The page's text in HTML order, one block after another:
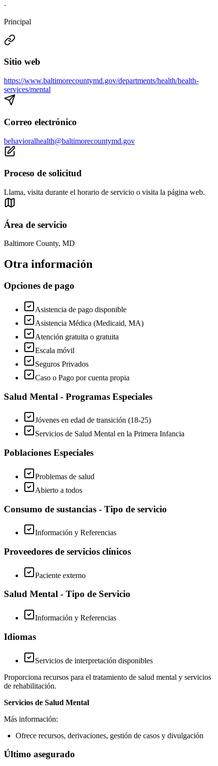
·
Principal
Sitio web
https://www.baltimorecountymd.gov/departments/health/health-
services/mental
Correo electrónico
behavioralhealth@baltimorecountymd.gov
Proceso de solicitud
Llama, visita durante el horario de servicio o visita la página web.
Área de servicio
Baltimore County, MD
Otra información
Opciones de pago
Asistencia de pago disponible
Asistencia Médica (Medicaid, MA)
Atención gratuita o gratuita
Escala móvil
Seguros Privados
Caso o Pago por cuenta propia
Salud Mental - Programas Especiales
Jóvenes en edad de transición (18-25)
Servicios de Salud Mental en la Primera Infancia
Poblaciones Especiales
Problemas de salud
Abierto a todos
Consumo de sustancias - Tipo de servicio
Información y Referencias
Proveedores de servicios clínicos
Paciente externo
Salud Mental - Tipo de Servicio
Información y Referencias
Idiomas
Servicios de interpretación disponibles
Proporciona recursos para el tratamiento de salud mental y servicios
de rehabilitación.
Servicios de Salud Mental
Más información:
Ofrece recursos, derivaciones, gestión de casos y divulgación
Último asegurado